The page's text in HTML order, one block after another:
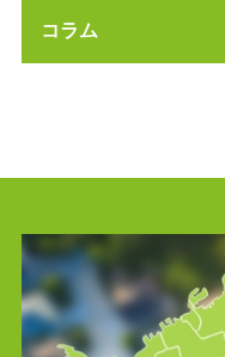
コラム